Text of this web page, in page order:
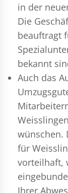
in der
Die
beauftragt
bekannt
Auch das
wünschen.
für
vorteilhaft,
Ihrer